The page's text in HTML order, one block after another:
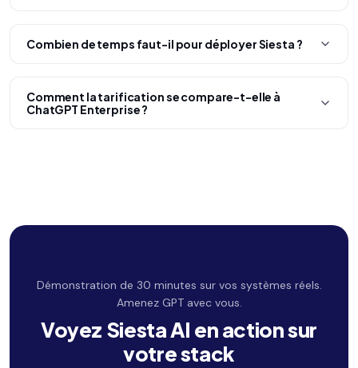
Combien de temps faut-il pour déployer Siesta ?
Comment la tarification se compare-t-elle à
ChatGPT Enterprise ?
Démonstration de 30 minutes sur vos systèmes réels.
Amenez GPT avec vous.
Voyez Siesta AI en action sur
votre stack